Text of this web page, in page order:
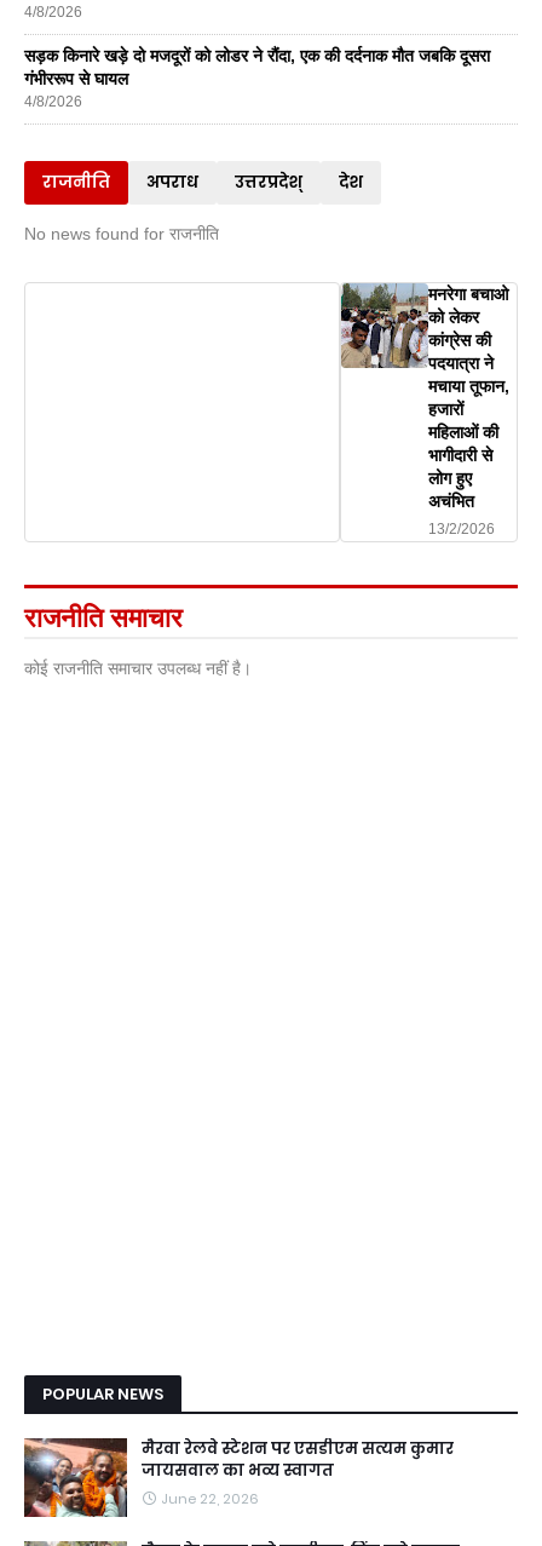
4/8/2026
सड़क किनारे खड़े दो मजदूरों को लोडर ने रौंदा, एक की दर्दनाक मौत जबकि दूसरा
गंभीररूप से घायल
4/8/2026
राजनीति अपराध उत्तरप्रदेश् देश
No news found for राजनीति
मनरेगा बचाओ
को लेकर
कांग्रेस की
पदयात्रा ने
मचाया तूफान,
हजारों
महिलाओं की
भागीदारी से
लोग हुए
अचंभित
13/2/2026
राजनीति समाचार
कोई राजनीति समाचार उपलब्ध नहीं है।
POPULAR NEWS
मैरवा रेलवे स्टेशन पर एसडीएम सत्यम कुमार
जायसवाल का भव्य स्वागत
June 22, 2026